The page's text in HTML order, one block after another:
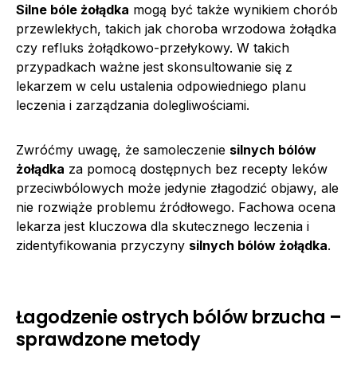
Silne bóle żołądka mogą być także wynikiem chorób
przewlekłych, takich jak choroba wrzodowa żołądka
czy refluks żołądkowo-przełykowy. W takich
przypadkach ważne jest skonsultowanie się z
lekarzem w celu ustalenia odpowiedniego planu
leczenia i zarządzania dolegliwościami.
Zwróćmy uwagę, że samoleczenie silnych bólów
żołądka za pomocą dostępnych bez recepty leków
przeciwbólowych może jedynie złagodzić objawy, ale
nie rozwiąże problemu źródłowego. Fachowa ocena
lekarza jest kluczowa dla skutecznego leczenia i
zidentyfikowania przyczyny silnych bólów żołądka.
Łagodzenie ostrych bólów brzucha –
sprawdzone metody